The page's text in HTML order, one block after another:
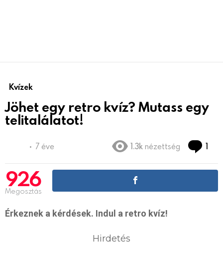
Kvízek
Jöhet egy retro kvíz? Mutass egy
telitalálatot!
7 éve 1.3k nézettség 1
926
Megosztás
Érkeznek a kérdések. Indul a retro kvíz!
Hirdetés